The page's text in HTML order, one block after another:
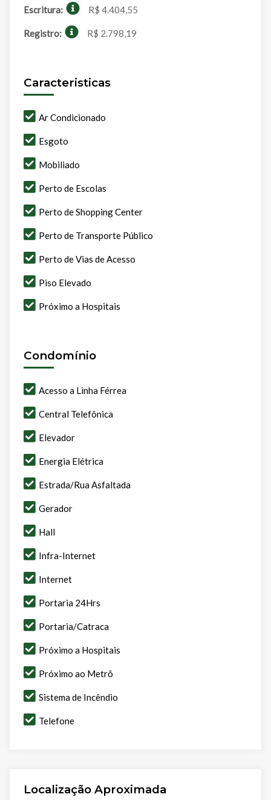
Escritura: R$ 4.404,55
Registro: R$ 2.798,19
Caracteristicas
Ar Condicionado
Esgoto
Mobiliado
Perto de Escolas
Perto de Shopping Center
Perto de Transporte Público
Perto de Vias de Acesso
Piso Elevado
Próximo a Hospitais
Condomínio
Acesso a Linha Férrea
Central Telefônica
Elevador
Energia Elétrica
Estrada/Rua Asfaltada
Gerador
Hall
Infra-Internet
Internet
Portaria 24Hrs
Portaria/Catraca
Próximo a Hospitais
Próximo ao Metrô
Sistema de Incêndio
Telefone
Localização Aproximada